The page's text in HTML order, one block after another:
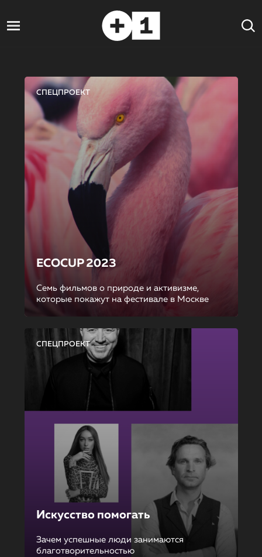
СПЕЦПРОЕКТ
ECOCUP 2023
Семь фильмов о природе и активизме,
которые покажут на фестивале в Москве
СПЕЦПРОЕКТ
Искусство помогать
Зачем успешные люди занимаются
благотворительностью